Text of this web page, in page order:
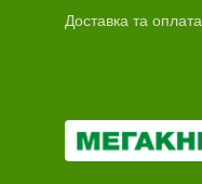
Доставка та оплата